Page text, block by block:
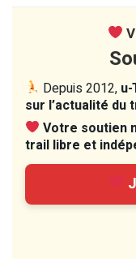
Depuis 2012,
sur l’actualité du
Votre soutien
trail libre et